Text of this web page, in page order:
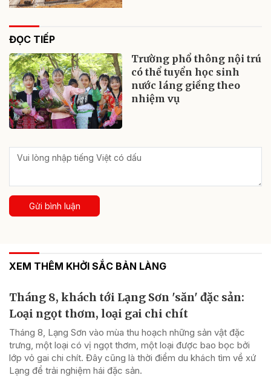
ĐỌC TIẾP
Trường phổ thông nội trú
có thể tuyển học sinh
nước láng giềng theo
nhiệm vụ
Gửi bình luận
XEM THÊM KHỞI SẮC BẢN LÀNG
Tháng 8, khách tới Lạng Sơn 'săn' đặc sản:
Loại ngọt thơm, loại gai chi chít
Tháng 8, Lạng Sơn vào mùa thu hoạch những sản vật đặc
trưng, một loại có vị ngọt thơm, một loại được bao bọc bởi
lớp vỏ gai chi chít. Đây cũng là thời điểm du khách tìm về xứ
Lạng để trải nghiệm hái đặc sản.